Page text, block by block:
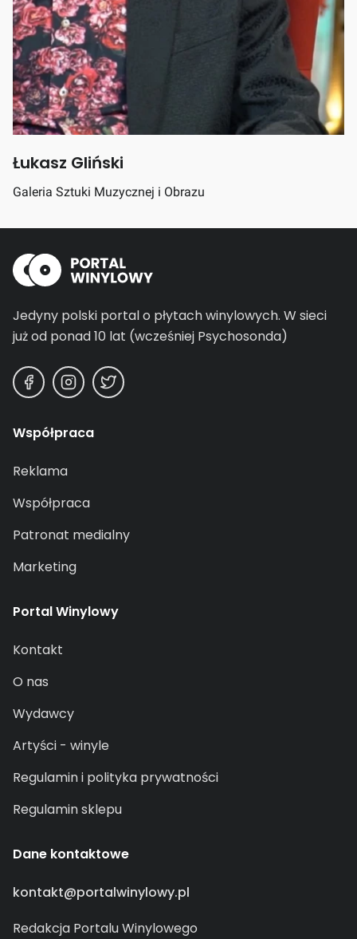
Łukasz Gliński
Galeria Sztuki Muzycznej i Obrazu
Jedyny polski portal o płytach winylowych. W sieci
już od ponad 10 lat (wcześniej Psychosonda)
Współpraca
Reklama
Współpraca
Patronat medialny
Marketing
Portal Winylowy
Kontakt
O nas
Wydawcy
Artyści - winyle
Regulamin i polityka prywatności
Regulamin sklepu
Dane kontaktowe
kontakt@portalwinylowy.pl
Redakcja Portalu Winylowego